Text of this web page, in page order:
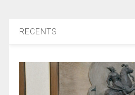
RECENTS